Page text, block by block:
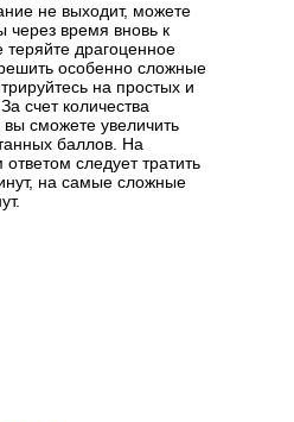
не выходит, можете
через время вновь к
теряйте драгоценное
особенно сложные
на простых и
счет количества
сможете увеличить
баллов. На
следует тратить
на самые сложные